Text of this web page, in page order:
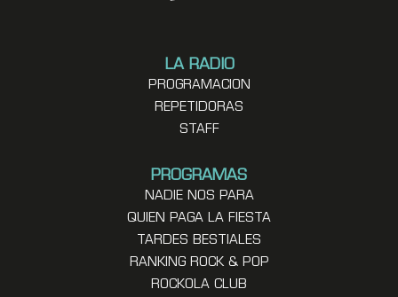
LA RADIO
PROGRAMACION
REPETIDORAS
STAFF
PROGRAMAS
NADIE NOS PARA
QUIEN PAGA LA FIESTA
TARDES BESTIALES
RANKING ROCK & POP
ROCKOLA CLUB